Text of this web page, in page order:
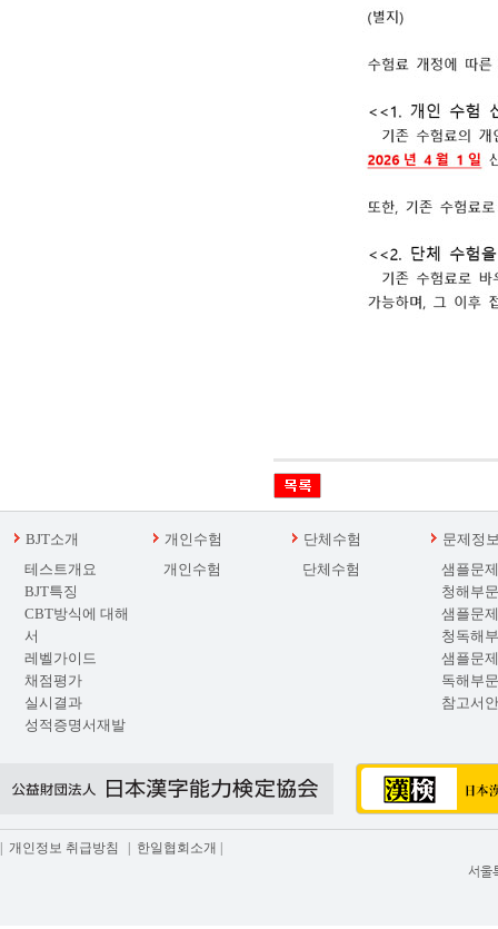
BJT소개
테스트개요
BJT특징
CBT방식에 대해
서
레벨가이드
채점평가
실시결과
성적증명서재발
개인수험
개인수험
단체수험
단체수험
문제정
샘플문
청해부문
샘플문
청독해
샘플문
독해부문
참고서
개인정보 취급방침 한일협회소개
서울